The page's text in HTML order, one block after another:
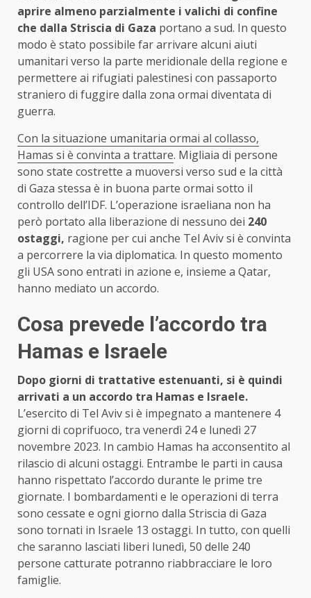
aprire almeno parzialmente i valichi di confine
che dalla Striscia di Gaza portano a sud. In questo
modo è stato possibile far arrivare alcuni aiuti
umanitari verso la parte meridionale della regione e
permettere ai rifugiati palestinesi con passaporto
straniero di fuggire dalla zona ormai diventata di
guerra.
Con la situazione umanitaria ormai al collasso,
Hamas si è convinta a trattare. Migliaia di persone
sono state costrette a muoversi verso sud e la città
di Gaza stessa è in buona parte ormai sotto il
controllo dell’IDF. L’operazione israeliana non ha
però portato alla liberazione di nessuno dei 240
ostaggi, ragione per cui anche Tel Aviv si è convinta
a percorrere la via diplomatica. In questo momento
gli USA sono entrati in azione e, insieme a Qatar,
hanno mediato un accordo.
Cosa prevede l’accordo tra
Hamas e Israele
Dopo giorni di trattative estenuanti, si è quindi
arrivati a un accordo tra Hamas e Israele.
L’esercito di Tel Aviv si è impegnato a mantenere 4
giorni di coprifuoco, tra venerdì 24 e lunedì 27
novembre 2023. In cambio Hamas ha acconsentito al
rilascio di alcuni ostaggi. Entrambe le parti in causa
hanno rispettato l’accordo durante le prime tre
giornate. I bombardamenti e le operazioni di terra
sono cessate e ogni giorno dalla Striscia di Gaza
sono tornati in Israele 13 ostaggi. In tutto, con quelli
che saranno lasciati liberi lunedì, 50 delle 240
persone catturate potranno riabbracciare le loro
famiglie.